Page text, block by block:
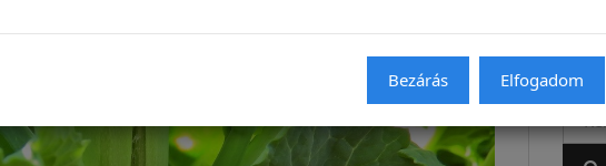
Bezárás Elfogadom